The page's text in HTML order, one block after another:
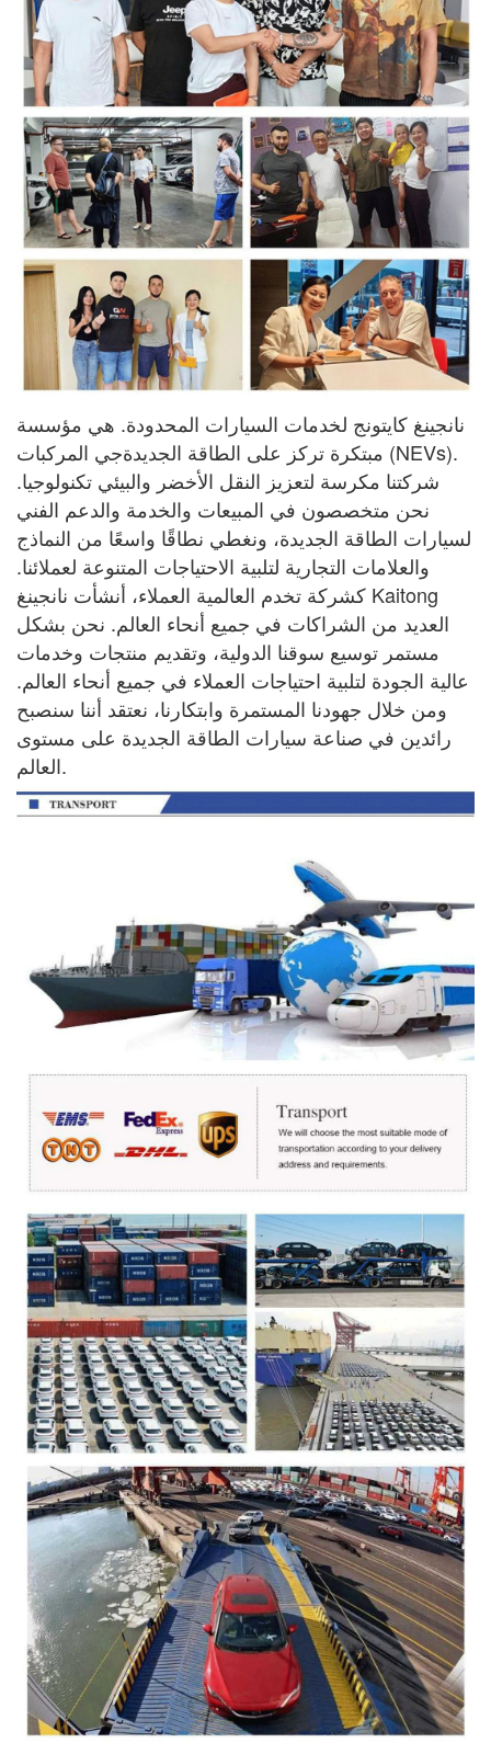
نانجينغ كايتونج لخدمات السيارات المحدودة. هي مؤسسة
مبتكرة تركز على الطاقة الجديدةجي المركبات (NEVs).
شركتنا مكرسة لتعزيز النقل الأخضر والبيئي تكنولوجيا.
نحن متخصصون في المبيعات والخدمة والدعم الفني
لسيارات الطاقة الجديدة، ونغطي نطاقًا واسعًا من النماذج
والعلامات التجارية لتلبية الاحتياجات المتنوعة لعملائنا.
كشركة تخدم العالمية العملاء، أنشأت نانجينغ Kaitong
العديد من الشراكات في جميع أنحاء العالم. نحن بشكل
مستمر توسيع سوقنا الدولية، وتقديم منتجات وخدمات
عالية الجودة لتلبية احتياجات العملاء في جميع أنحاء العالم.
ومن خلال جهودنا المستمرة وابتكارنا، نعتقد أننا سنصبح
رائدين في صناعة سيارات الطاقة الجديدة على مستوى
العالم.